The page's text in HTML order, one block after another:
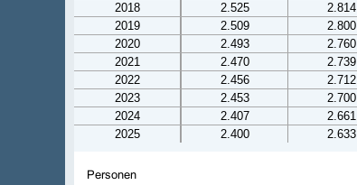
2018
2.525 2.814
2019
2.509 2.800
2020
2.493 2.760
2021
2.470 2.739
2022
2.456 2.712
2023
2.453 2.700
2024
2.407 2.661
2025
2.400 2.633